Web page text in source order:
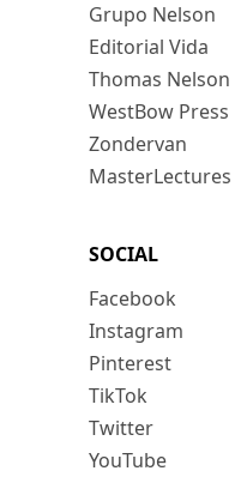
Grupo Nelson
Editorial Vida
Thomas Nelson
WestBow Press
Zondervan
MasterLectures
SOCIAL
Facebook
Instagram
Pinterest
TikTok
Twitter
YouTube